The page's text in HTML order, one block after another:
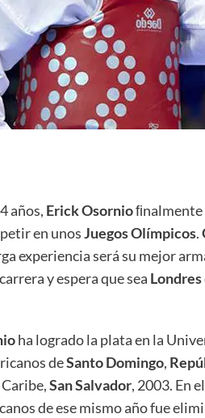
años, Erick Osornioﬁnalmente
en unosJuegosOlímpicos.
experiencia será su mejor
y espera que sea Londres
ha logrado la plata en la
deSanto Domingo,
San Salvador, 2003. En
de ese mismo año fue